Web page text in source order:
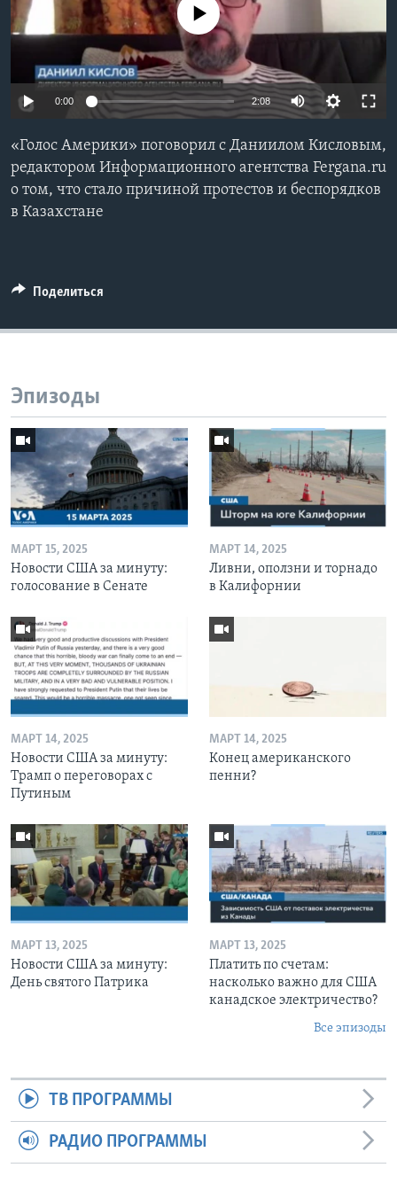
Learning English
СОЦИАЛЬНЫЕ СЕТИ
Языки
No media source currently available
0:00 2:08
«Голос Америки» поговорил с Даниилом Кисловым,
редактором Информационного агентства Fergana.ru
о том, что стало причиной протестов и беспорядков
в Казахстане
Поделиться
Эпизоды
МАРТ 15, 2025
Новости США за минуту:
голосование в Сенате
МАРТ 14, 2025
Ливни, оползни и торнадо
в Калифорнии
МАРТ 14, 2025
Новости США за минуту:
Трамп о переговорах с
Путиным
МАРТ 14, 2025
Конец американского
пенни?
МАРТ 13, 2025
Новости США за минуту:
День святого Патрика
МАРТ 13, 2025
Платить по счетам:
насколько важно для США
канадское электричество?
Все эпизоды
ТВ ПРОГРАММЫ
РАДИО ПРОГРАММЫ